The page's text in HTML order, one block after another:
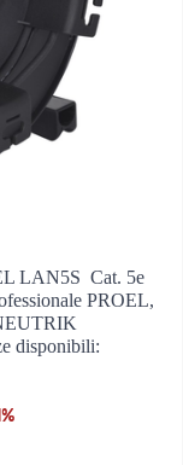
LAN5S  Cat. 5e
PROEL,
disponibili: